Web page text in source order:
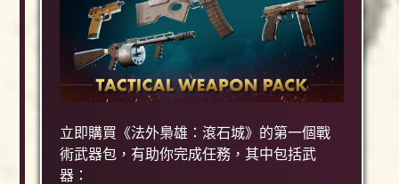
立即購買《法外梟雄：滾石城》的第一個戰
術武器包，有助你完成任務，其中包括武
器：